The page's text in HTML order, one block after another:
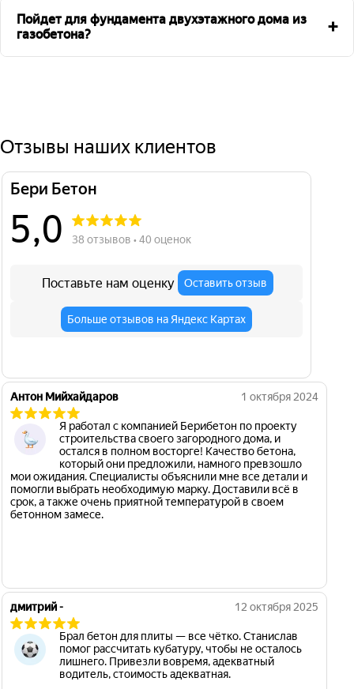
Пойдет для фундамента двухэтажного дома из
газобетона?
+
Отзывы наших клиентов
Бери Бетон
5,0 38 отзывов • 40 оценок
Поставьте нам оценку Оставить отзыв
Больше отзывов на Яндекс Картах
Антон Мийхайдаров 1 октября 2024
Я работал с компанией Берибетон по проекту
строительства своего загородного дома, и
остался в полном восторге! Качество бетона,
который они предложили, намного превзошло
мои ожидания. Специалисты объяснили мне все детали и
помогли выбрать необходимую марку. Доставили всё в
срок, а также очень приятной температурой в своем
бетонном замесе.
дмитрий - 12 октября 2025
Брал бетон для плиты — все чётко. Станислав
помог рассчитать кубатуру, чтобы не осталось
лишнего. Привезли вовремя, адекватный
водитель, стоимость адекватная.